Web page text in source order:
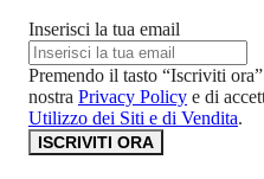
Inserisci la tua email
Premendo il tasto “Iscriviti
nostra Privacy Policy e di
Utilizzo dei Siti e di Vendita.
ISCRIVITI ORA